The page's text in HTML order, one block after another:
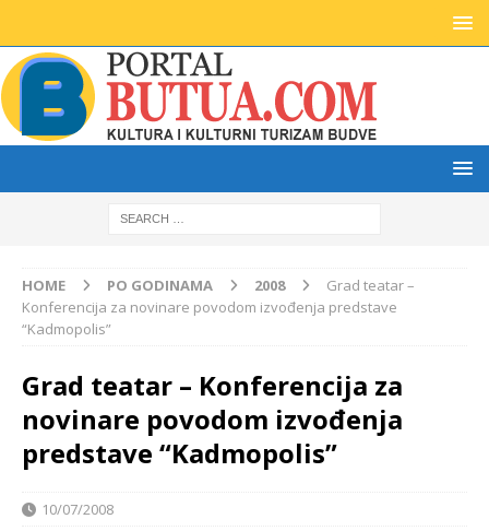
HOME PO GODINAMA 2008
Grad teatar –
Konferencija za novinare povodom izvođenja predstave
“Kadmopolis”
Grad teatar – Konferencija za
novinare povodom izvođenja
predstave “Kadmopolis”
10/07/2008